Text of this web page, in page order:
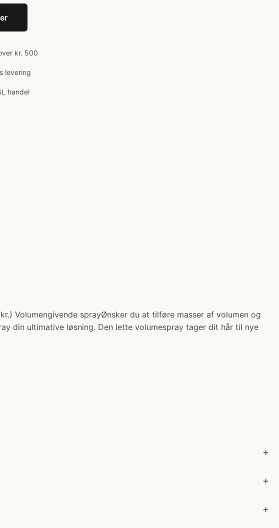
kr. 500
levering
handel
Volumengivende sprayØnsker du at tilføre masser af volumen og
din ultimative løsning. Den lette volumespray tager dit hår til nye